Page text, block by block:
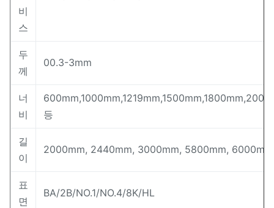
비
스
두
께
00.3-3mm
너
비
등
길
이
2000mm, 2440mm, 3000mm, 5800mm,
표
면
BA/2B/NO.1/NO.4/8K/HL